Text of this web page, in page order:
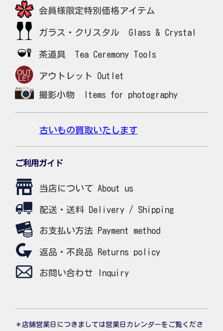
会員様限定特別価格アイテム
ガラス・クリスタル Glass & Crystal
茶道具 Tea Ceremony Tools
アウトレット Outlet
撮影小物 Items for photography
古いもの買取いたします
ご利用ガイド
当店について About us
配送・送料 Delivery / Shipping
お支払い方法 Payment method
返品・不良品 Returns policy
お問い合わせ Inquiry
＊店舗営業日につきましては営業日カレンダーをご覧くださ